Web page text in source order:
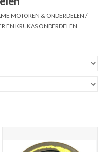
MOTOREN & ONDERDELEN /
EN KRUKAS ONDERDELEN